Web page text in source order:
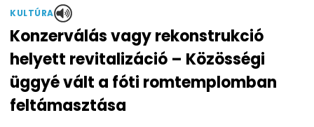
KULTÚRA
Konzerválás vagy rekonstrukció
helyett revitalizáció – Közösségi
üggyé vált a fóti romtemplomban
feltámasztása